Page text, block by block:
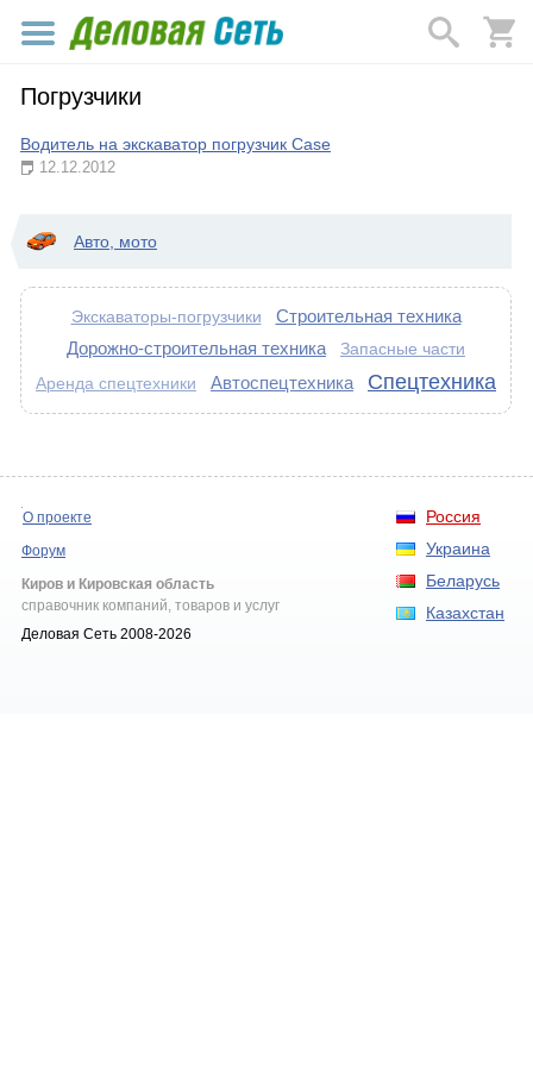
Погрузчики
Водитель на экскаватор погрузчик Case
12.12.2012
Авто, мото
Экскаваторы-погрузчики
Строительная техника
Дорожно-строительная техника
Запасные части
Аренда спецтехники Автоспецтехника Спецтехника
Россия
Украина
Беларусь
Казахстан
О проекте
Форум
Киров и Кировская область
справочник компаний, товаров и услуг
Деловая Сеть 2008-2026